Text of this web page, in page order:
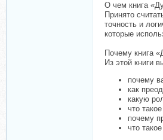
О чем книга
Принято
точность и
которые
Почему книга
Из этой книги
почему
как
какую
что
почему
что